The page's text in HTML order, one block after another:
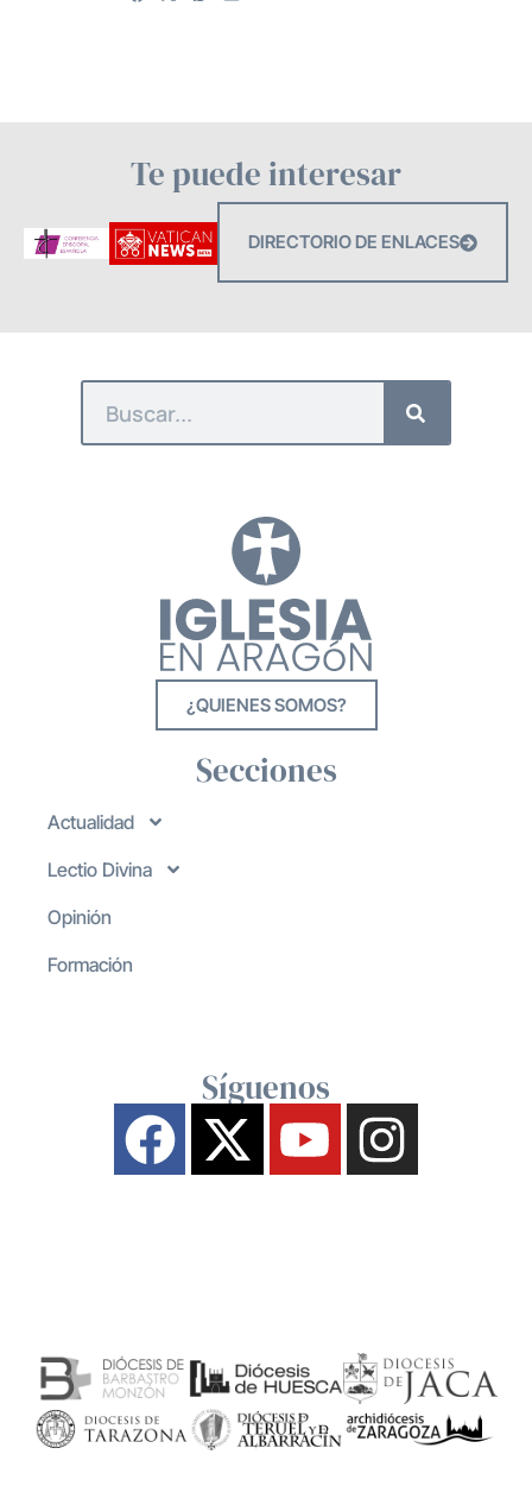
Te puede interesar
DIRECTORIO DE ENLACES
¿QUIENES SOMOS?
Secciones
Actualidad
Lectio Divina
Opinión
Formación
Síguenos